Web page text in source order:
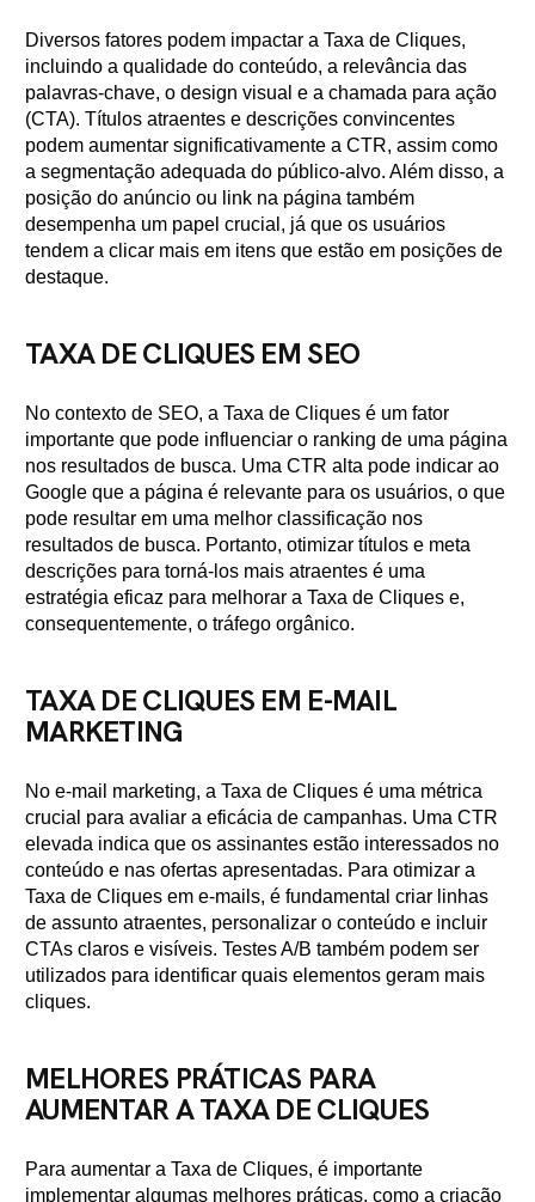
Diversos fatores podem impactar a Taxa de Cliques,
incluindo a qualidade do conteúdo, a relevância das
palavras-chave, o design visual e a chamada para ação
(CTA). Títulos atraentes e descrições convincentes
podem aumentar significativamente a CTR, assim como
a segmentação adequada do público-alvo. Além disso, a
posição do anúncio ou link na página também
desempenha um papel crucial, já que os usuários
tendem a clicar mais em itens que estão em posições de
destaque.
TAXA DE CLIQUES EM SEO
No contexto de SEO, a Taxa de Cliques é um fator
importante que pode influenciar o ranking de uma página
nos resultados de busca. Uma CTR alta pode indicar ao
Google que a página é relevante para os usuários, o que
pode resultar em uma melhor classificação nos
resultados de busca. Portanto, otimizar títulos e meta
descrições para torná-los mais atraentes é uma
estratégia eficaz para melhorar a Taxa de Cliques e,
consequentemente, o tráfego orgânico.
TAXA DE CLIQUES EM E-MAIL
MARKETING
No e-mail marketing, a Taxa de Cliques é uma métrica
crucial para avaliar a eficácia de campanhas. Uma CTR
elevada indica que os assinantes estão interessados no
conteúdo e nas ofertas apresentadas. Para otimizar a
Taxa de Cliques em e-mails, é fundamental criar linhas
de assunto atraentes, personalizar o conteúdo e incluir
CTAs claros e visíveis. Testes A/B também podem ser
utilizados para identificar quais elementos geram mais
cliques.
MELHORES PRÁTICAS PARA
AUMENTAR A TAXA DE CLIQUES
Para aumentar a Taxa de Cliques, é importante
implementar algumas melhores práticas, como a criação